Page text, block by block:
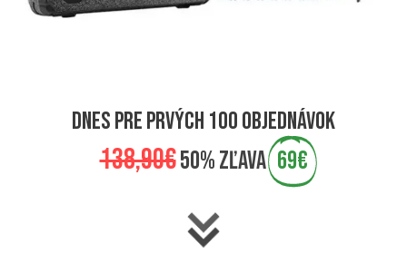
dnes pre prvých 100 objednávok
138,90€50% zľava 69€